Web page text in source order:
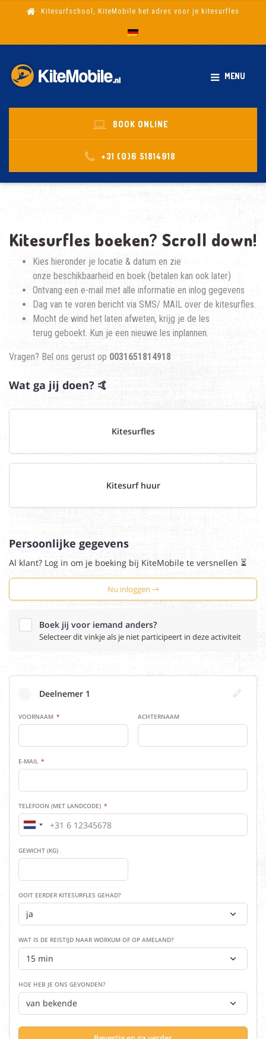
Kitesurfschool, KiteMobile het adres voor je kitesurfles
MENU
BOOK ONLINE
+31 (0)6 51814918
Kitesurfles boeken? Scroll down!
Kies hieronder je locatie & datum en zie
onze beschikbaarheid en boek (betalen kan ook later)
Ontvang een e-mail met alle informatie en inlog gegevens
Dag van te voren bericht via SMS/ MAIL over de kitesurfles.
Mocht de wind het laten afweten, krijg je de les
terug geboekt. Kun je een nieuwe les inplannen.
Vragen? Bel ons gerust op 0031651814918